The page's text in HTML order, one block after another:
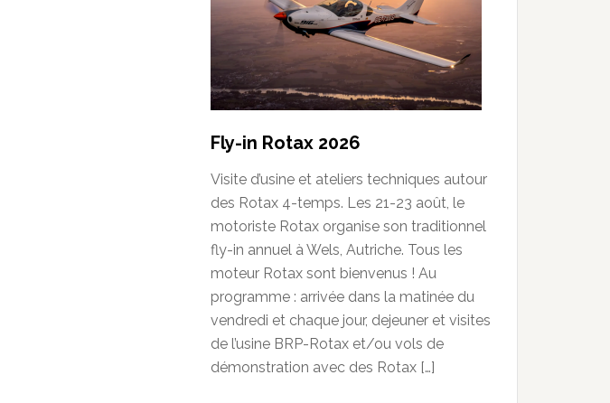
Fly-in Rotax 2026
Visite d’usine et ateliers techniques autour
des Rotax 4-temps. Les 21-23 août, le
motoriste Rotax organise son traditionnel
fly-in annuel à Wels, Autriche. Tous les
moteur Rotax sont bienvenus ! Au
programme : arrivée dans la matinée du
vendredi et chaque jour, dejeuner et visites
de l’usine BRP-Rotax et/ou vols de
démonstration avec des Rotax […]